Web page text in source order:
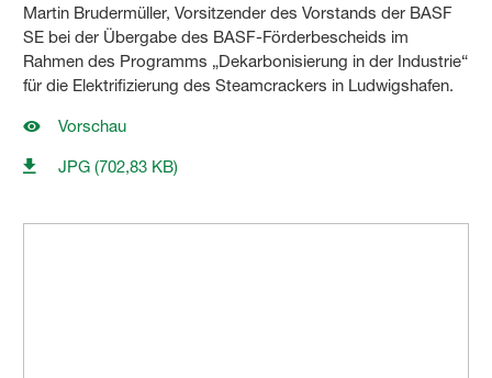
Martin Brudermüller, Vorsitzender des Vorstands der BASF
SE bei der Übergabe des BASF-Förderbescheids im
Rahmen des Programms „Dekarbonisierung in der Industrie“
für die Elektrifizierung des Steamcrackers in Ludwigshafen.
Vorschau
JPG (702,83 KB)